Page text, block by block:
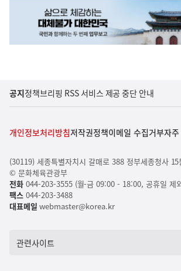
공지정책브리핑 RSS 서비스 제공 중단 안내
개인정보처리방침저작권정책이메일 수집거부자
(30119) 세종특별자치시 갈매로 388 정부세종청사 15
© 문화체육관광부
전화044-203-3555 (월-금 09:00 - 18:00, 공휴일 제
팩스044-203-3488
대표메일 webmaster@korea.kr
관련사이트